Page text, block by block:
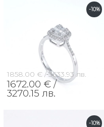
-10%
1858.00 € / 3633.93 лв.
1672.00 € /
3270.15 лв.
-10%